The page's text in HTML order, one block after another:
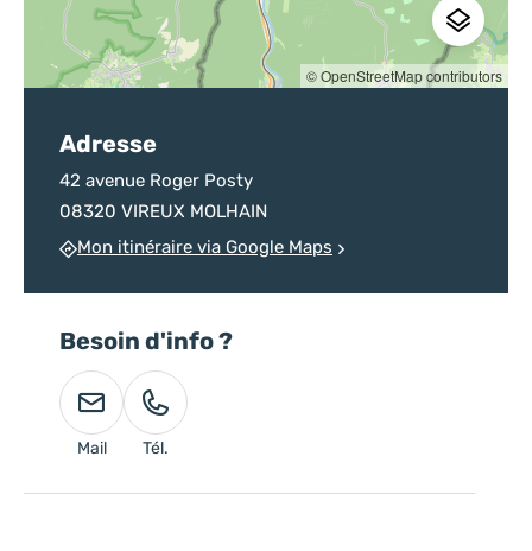
© OpenStreetMap contributors
Adresse
42 avenue Roger Posty
08320 VIREUX MOLHAIN
Mon itinéraire via Google Maps
Besoin d'info ?
Mail Tél.